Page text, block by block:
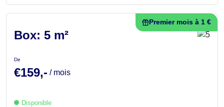
Premier mois à 1 €
Box: 5 m²
De
€159,- / mois
Disponible